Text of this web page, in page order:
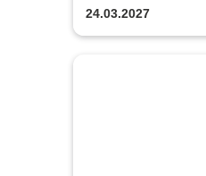
24.03.2027